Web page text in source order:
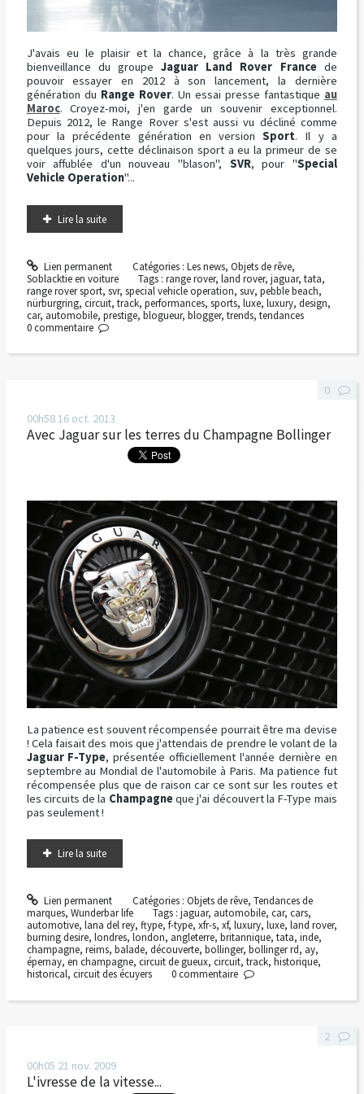
J'avais eu le plaisir et la chance, grâce à la très grande
bienveillance du groupeJaguar Land Rover Francede
pouvoir essayer en 2012 à son lancement, la dernière
génération du Range Rover. Un essai presse fantastique au
Maroc. Croyez-moi, j'en garde un souvenir exceptionnel.
Depuis 2012, le Range Rover s'est aussi vu décliné comme
pour la précédente génération en versionSport. Il y a
quelques jours, cette déclinaison sport a eu la primeur de se
voir affublée d'un nouveau "blason", SVR, pour "Special
Vehicle Operation"...
Lire la suite
Lien permanent Catégories : Les news, Objets de rêve,
Soblacktie en voiture
Tags :range rover,land rover,jaguar,tata,
range rover sport, svr, special vehicle operation, suv, pebble beach,
nürburgring, circuit, track, performances, sports, luxe, luxury, design,
car, automobile, prestige, blogueur, blogger, trends, tendances
0 commentaire
00h5816 oct. 2013
Avec Jaguar sur les terres du Champagne Bollinger
La patience est souvent récompensée pourrait être ma devise
! Cela faisait des mois que j'attendais de prendre le volant de la
Jaguar F-Type, présentée officiellement l'année dernière en
septembre au Mondial de l'automobile à Paris. Ma patience fut
récompensée plus que de raison car ce sont sur les routes et
les circuits de la Champagneque j'ai découvert la F-Type mais
pas seulement !
Lire la suite
Lien permanent Catégories : Objets de rêve, Tendances de
marques, Wunderbar life Tags :jaguar, automobile,car,cars,
automotive, lana del rey, ftype, f-type, xfr-s, xf, luxury, luxe, land rover,
burning desire, londres, london, angleterre, britannique, tata, inde,
champagne, reims, balade, découverte, bollinger, bollinger rd, ay,
épernay, en champagne, circuit de gueux, circuit, track, historique,
historical, circuit des écuyers
0
0commentaire
00h05 21 nov. 2009
L'ivresse de la vitesse...
2